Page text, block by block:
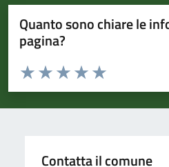
Quanto sono chiare le
pagina?
Valuta da 1 a 5 stelle la pagina
Valuta 5 stelle
Valuta 4 stelle su 5
Valuta 3 stelle su 5
Valuta 2 stelle su 5
Valuta 1 stelle su 5
Contatta il comune